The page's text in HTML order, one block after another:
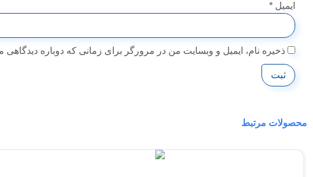
ایمیل *
ذخیره نام، ایمیل و وبسایت من در مرورگر برای زمانی که دوباره
محصولات مرتبط